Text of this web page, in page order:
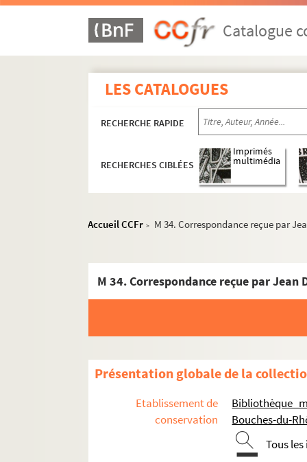
Catalogue
LES CATALOGUES
RECHERCHE RAPIDE
RECHERCHES CIBLÉES
Imprimés
multimédia
Accueil CCFr > M 34. Correspondance reçue par
M 34. Correspondance reçue par
Présentation globale de la
Etablissement de
conservation
Bibliothèque
Bouches-du-
Tous